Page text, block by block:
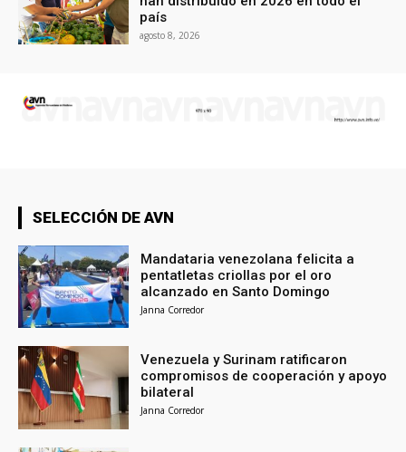
país
agosto 8, 2026
SELECCIÓN DE AVN
Mandataria venezolana felicita a
pentatletas criollas por el oro
alcanzado en Santo Domingo
Janna Corredor
Venezuela y Surinam ratificaron
compromisos de cooperación y apoyo
bilateral
Janna Corredor